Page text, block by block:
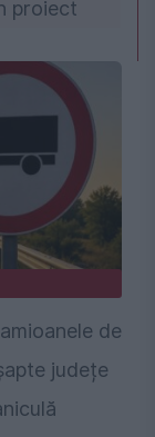
proiect
de
județe